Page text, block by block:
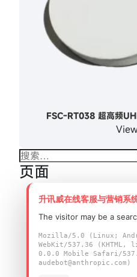
FSC-RT038 超高频
搜
索：
页面
APP & SDK
OEM/ODM服务
产品中心
产品安全公告
产品对比
升讯威在线客服与营销系
The visitor may be a
Mozilla/5.0 (Linux;
WebKit/537.36 (KHTML,
0.0.0 Mobile Safari/
audebot@anthropic.com)